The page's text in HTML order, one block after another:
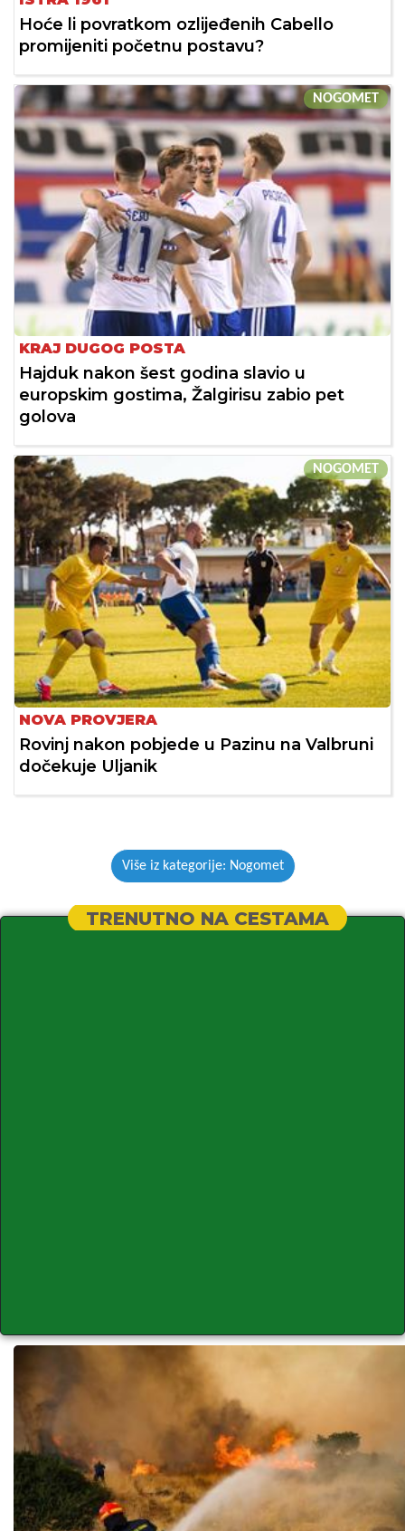
Hoće li povratkom ozlijeđenih Cabello
promijeniti početnu postavu?
NOGOMET
KRAJ DUGOG POSTA
Hajduk nakon šest godina slavio u
europskim gostima, Žalgirisu zabio pet
golova
NOGOMET
NOVA PROVJERA
Rovinj nakon pobjede u Pazinu na Valbruni
dočekuje Uljanik
Više iz kategorije: Nogomet
TRENUTNO NA CESTAMA